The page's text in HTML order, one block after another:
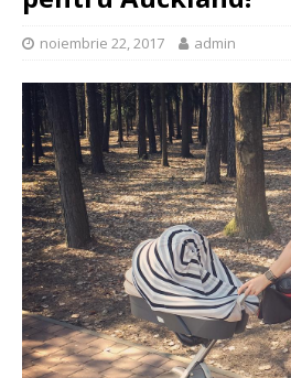
noiembrie 22, 2017 admin